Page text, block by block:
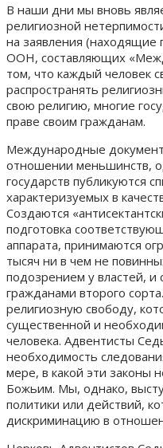
В наши дни мы вновь
религиозной
на заявления (находящие
ООН, составляющих
том, что каждый человек
распространять
свою религию, многие
праве своим гражданам.
Международные
отношении меньшинств,
государств публикуются
характеризуемых в
Создаются
подготовка
аппарата, принимаются
тысяч ни в чем не
подозрением у властей, и
гражданами второго
религиозную свободу,
существенной и
человека. Адвентисты
необходимость
мере, в какой эти законы
Божьим. Мы, однако,
политики или действий,
дискриминацию в